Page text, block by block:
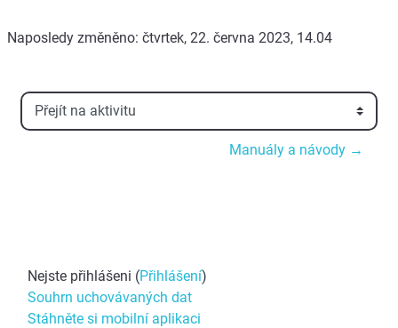
Naposledy změněno: čtvrtek, 22. června 2023, 14.04
Přejít na aktivitu
Manuály a návody →
Nejste přihlášeni (Přihlášení)
Souhrn uchovávaných dat
Stáhněte si mobilní aplikaci